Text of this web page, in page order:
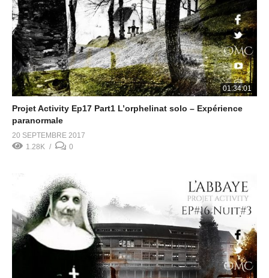
01:34:01
Projet Activity Ep17 Part1 L’orphelinat solo – Expérience
paranormale
20 SEPTEMBRE 2017
1.28K
0